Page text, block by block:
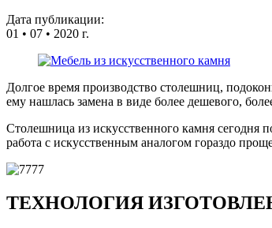
Дата публикации:
01 • 07 • 2020 г.
Долгое время производство столешниц,
ему нашлась замена в виде более дешевого,
Столешница из искусственного камня сегодня
работа с искусственным аналогом гораздо
ТЕХНОЛОГИЯ